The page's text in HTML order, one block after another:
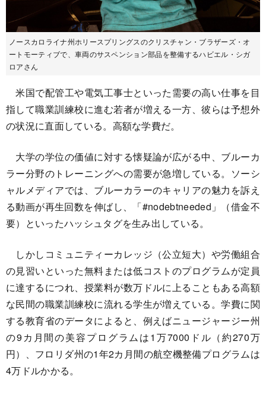
ノースカロライナ州ホリースプリングスのクリスチャン・ブラザーズ・オ
ートモーティブで、車両のサスペンション部品を整備するハビエル・シガ
ロアさん
米国で配管工や電気工事士といった需要の高い仕事を目
指して職業訓練校に進む若者が増える一方、彼らは予想外
の状況に直面している。高額な学費だ。
大学の学位の価値に対する懐疑論が広がる中、ブルーカ
ラー分野のトレーニングへの需要が急増している。ソーシ
ャルメディアでは、ブルーカラーのキャリアの魅力を訴え
る動画が再生回数を伸ばし、「#nodebtneeded」（借金不
要）といったハッシュタグを生み出している。
しかしコミュニティーカレッジ（公立短大）や労働組合
の見習いといった無料または低コストのプログラムが定員
に達するにつれ、授業料が数万ドルに上ることもある高額
な民間の職業訓練校に流れる学生が増えている。学費に関
する教育省のデータによると、例えばニュージャージー州
の9カ月間の美容プログラムは1万7000ドル（約270万
円）、フロリダ州の1年2カ月間の航空機整備プログラムは
4万ドルかかる。